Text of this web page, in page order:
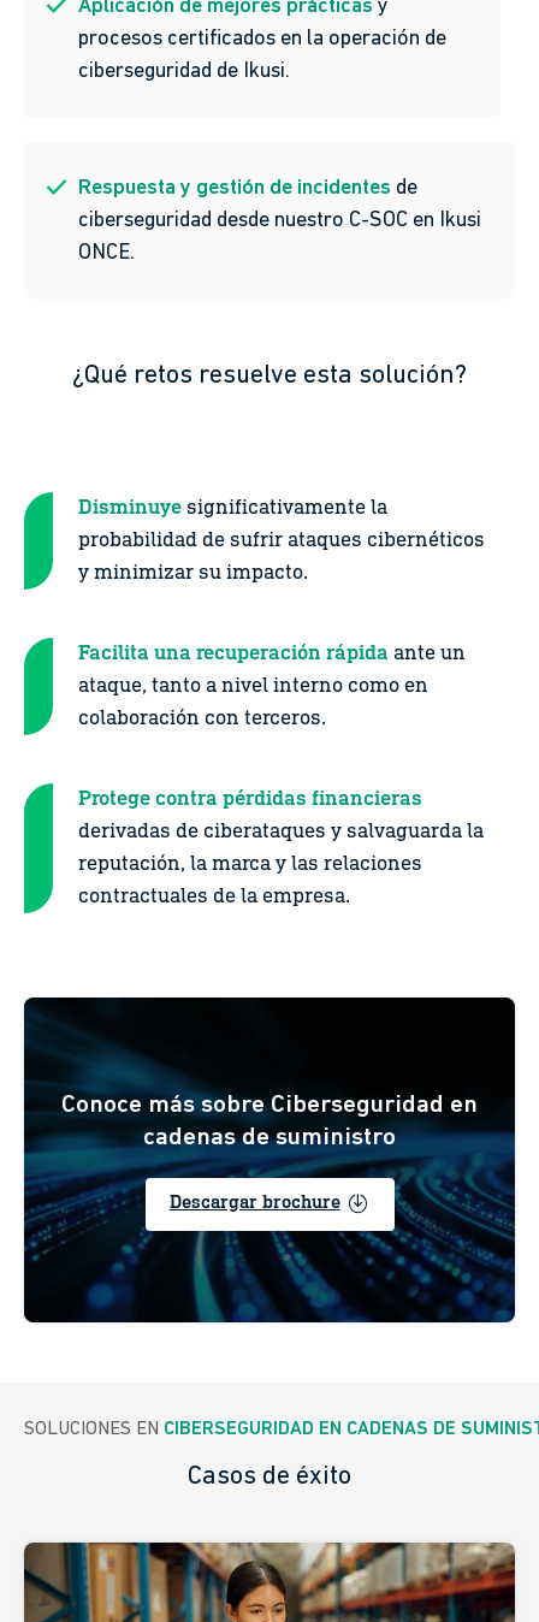
Aplicación de mejores prácticas y
procesos certificados en la operación de
ciberseguridad de Ikusi.
Respuesta y gestión de incidentes de
ciberseguridad desde nuestro C-SOC en Ikusi
ONCE.
¿Qué retos resuelve esta solución?
Disminuye significativamente la
probabilidad de sufrir ataques cibernéticos
y minimizar su impacto.
Facilita una recuperación rápida ante un
ataque, tanto a nivel interno como en
colaboración con terceros.
Protege contra pérdidas financieras
derivadas de ciberataques y salvaguarda la
reputación, la marca y las relaciones
contractuales de la empresa.
Conoce más sobre Ciberseguridad en
cadenas de suministro
Descargar brochure enable
SOLUCIONES EN CIBERSEGURIDAD EN CADENAS DE
Casos de éxito